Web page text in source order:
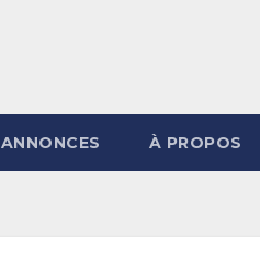
ANNONCES À PROPOS